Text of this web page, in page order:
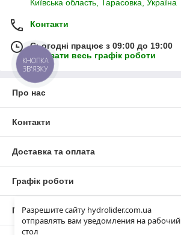
Разрешите сайту hydrolider.com.ua
отправлять вам уведомления на рабочий
стол
Київська область, Тарасовка, Україна
Контакти
Сьогодні працює з 09:00 до 19:00
Показати весь графік роботи
Про нас
Контакти
Доставка та оплата
Графік роботи
Повна версія сайту
КНОПКА
ЗВ'ЯЗКУ